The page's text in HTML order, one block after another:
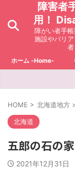
障害者
用！
障がい者手
施設やバリ
者
ホーム -Home-
HOME > 北海道地方
北海道
五郎の石の
2021年12月31日